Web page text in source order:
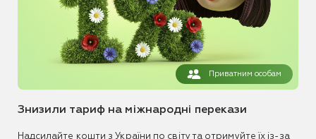
Приватним особам
Знизили тариф на міжнародні перекази
Надсилайте кошти з України по світу та отримуйте їх із-за